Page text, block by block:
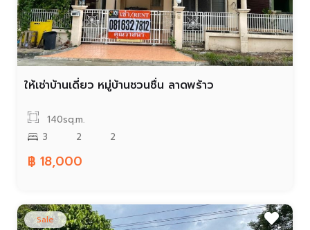
ให้เช่าบ้านเดี่ยว หมู่บ้านชวนชื่น ลาดพร้าว
140sq.m.
3
2 2
฿ 18,000
Sale